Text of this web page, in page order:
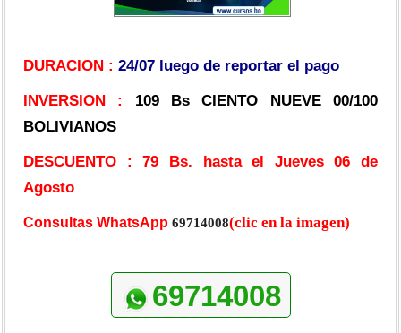
DURACION : 24/07 luego de reportar el pago
INVERSION : 109 Bs CIENTO NUEVE 00/100
BOLIVIANOS
DESCUENTO : 79 Bs. hasta el Jueves 06 de
Agosto
Consultas WhatsApp 69714008(clic en la imagen)
69714008